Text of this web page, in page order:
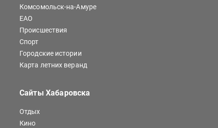
Комсомольск-на-Амуре
ЕАО
Происшествия
Спорт
Городские истории
Карта летних веранд
Сайты Хабаровска
Отдых
Кино